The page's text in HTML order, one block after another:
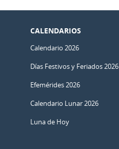
CALENDARIOS
Calendario 2026
Días Festivos y Feriados 2026
Efemérides 2026
Calendario Lunar 2026
Luna de Hoy